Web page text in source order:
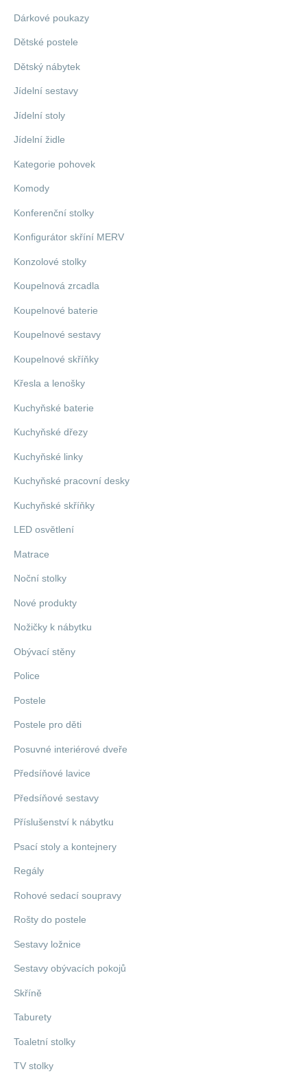
Dárkové poukazy
Dětské postele
Dětský nábytek
Jídelní sestavy
Jídelní stoly
Jídelní židle
Kategorie pohovek
Komody
Konferenční stolky
Konfigurátor skříní MERV
Konzolové stolky
Koupelnová zrcadla
Koupelnové baterie
Koupelnové sestavy
Koupelnové skříňky
Křesla a lenošky
Kuchyňské baterie
Kuchyňské dřezy
Kuchyňské linky
Kuchyňské pracovní desky
Kuchyňské skříňky
LED osvětlení
Matrace
Noční stolky
Nové produkty
Nožičky k nábytku
Obývací stěny
Police
Postele
Postele pro děti
Posuvné interiérové dveře
Předsíňové lavice
Předsíňové sestavy
Příslušenství k nábytku
Psací stoly a kontejnery
Regály
Rohové sedací soupravy
Rošty do postele
Sestavy ložnice
Sestavy obývacích pokojů
Skříně
Taburety
Toaletní stolky
TV stolky